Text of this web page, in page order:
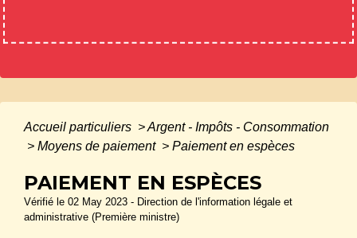
Accueil particuliers >Argent - Impôts - Consommation
> Moyens de paiement > Paiement en espèces
PAIEMENT EN ESPÈCES
Vérifié le 02 May 2023 - Direction de l'information légale et
administrative (Première ministre)